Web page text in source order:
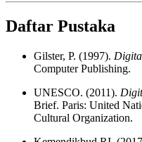
Daftar Pustaka
Gilster, P. (1997).
Computer Publishing.
UNESCO. (2011).
Brief. Paris: United
Cultural Organization.